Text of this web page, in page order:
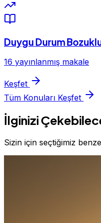
Duygu Durum
16 yayınlanmış makale
Keşfet
Tüm Konuları Keşfet
İlginizi
Sizin için seçtiğimiz